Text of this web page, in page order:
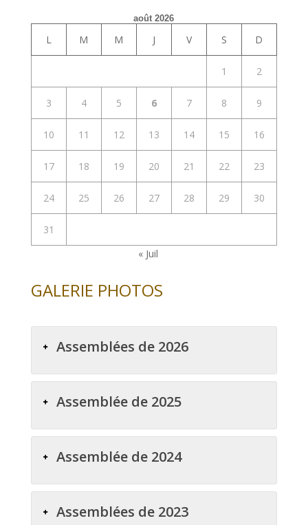
août 2026
L M M J V S D
1 2
3 4 5 6 7 8 9
10 11 12 13 14 15 16
17 18 19 20 21 22 23
24 25 26 27 28 29 30
31
« Juil
GALERIE PHOTOS
Assemblées de 2026
Assemblée de 2025
Assemblée de 2024
Assemblées de 2023